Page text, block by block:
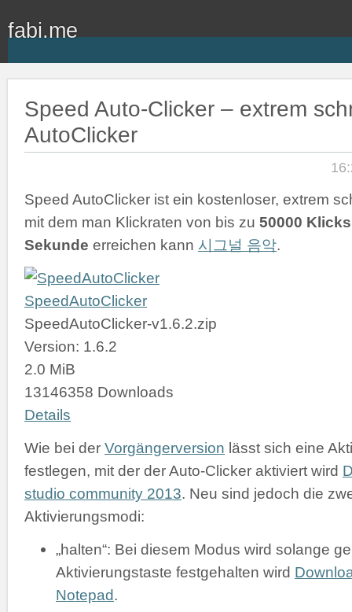
fabi.me
Speed Auto-Clicker – extrem
AutoClicker
Speed AutoClicker ist ein kostenloser, extrem
mit dem man Klickraten von bis zu 50000
Sekunde erreichen kann 시그널 음악.
SpeedAutoClicker
SpeedAutoClicker-v1.6.2.zip
Version: 1.6.2
2.0 MiB
13146358 Downloads
Details
Wie bei der Vorgängerversion lässt sich eine
festlegen, mit der der Auto-Clicker aktiviert wird
studio community 2013. Neu sind jedoch die
Aktivierungsmodi:
„halten“: Bei diesem Modus wird solange
Aktivierungstaste festgehalten wird
Notepad.